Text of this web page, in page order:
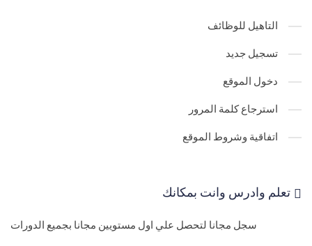
التاهيل للوظائف
تسجيل جديد
دخول الموقع
استرجاع كلمة المرور
اتفاقية وشروط الموقع
تعلم وادرس وانت بمكانك
سجل مجانا لتحصل علي اول مستويين مجانا بجميع الدورات